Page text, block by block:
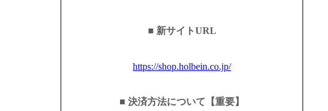
■ 新サイトURL
https://shop.holbein.co.jp/
■ 決済方法について【重要】